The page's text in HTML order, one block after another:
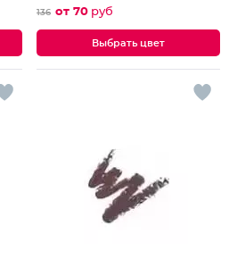
136 от 70 руб
Выбрать цвет